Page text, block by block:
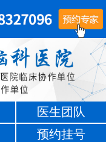
医生团队
预约挂号